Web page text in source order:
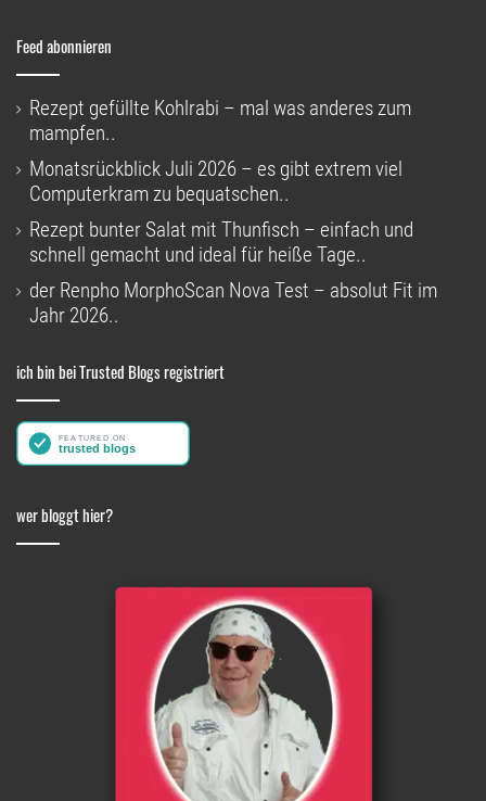
Feed abonnieren
Rezept gefüllte Kohlrabi – mal was anderes zum
mampfen..
Monatsrückblick Juli 2026 – es gibt extrem viel
Computerkram zu bequatschen..
Rezept bunter Salat mit Thunfisch – einfach und
schnell gemacht und ideal für heiße Tage..
der Renpho MorphoScan Nova Test – absolut Fit im
Jahr 2026..
ich bin bei Trusted Blogs registriert
wer bloggt hier?